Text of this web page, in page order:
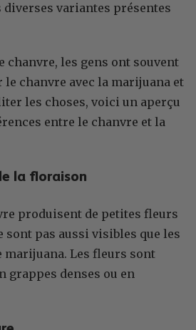
variantes présentes
chanvre, les gens ont souvent
le chanvre avec la marijuana et
les choses, voici un aperçu
entre le chanvre et la
la floraison
produisent de petites fleurs
sont pas aussi visibles que les
marijuana. Les fleurs sont
grappes denses ou en